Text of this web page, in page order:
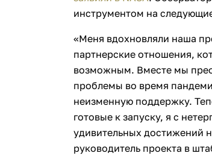
инструментом на
«Меня вдохновляли наша
партнерские отношения,
возможным. Вместе мы
проблемы во время
неизменную поддержку.
готовые к запуску, я с
удивительных достижений
руководитель проекта в